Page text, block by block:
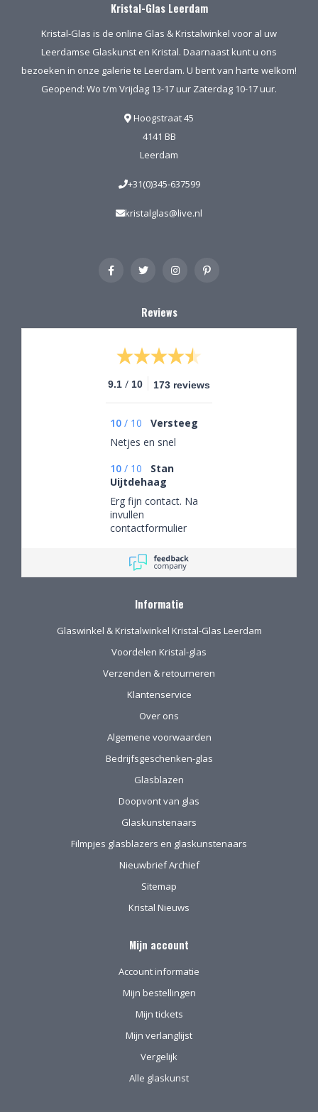
Kristal-Glas Leerdam
Kristal-Glas is de online Glas & Kristalwinkel voor al uw
Leerdamse Glaskunst en Kristal. Daarnaast kunt u ons
bezoeken in onze galerie te Leerdam. U bent van harte welkom!
Geopend: Wo t/m Vrijdag 13-17 uur Zaterdag 10-17 uur.
Hoogstraat 45
4141 BB
Leerdam
+31(0)345-637599
kristalglas@live.nl
Reviews
9.1 / 10 173 reviews
10 / 10
Versteeg
Netjes en snel
10 / 10
Stan
Uijtdehaag
Erg fijn contact. Na
invullen
contactformulier
persoonlijke wensen
besproken. Afspraak
gemaakt om in de
bekijken en de
(uitgebreid graveren)
vorm te geven.
Informatie
Glaswinkel & Kristalwinkel Kristal-Glas Leerdam
Voordelen Kristal-glas
Verzenden & retourneren
Klantenservice
Over ons
Algemene voorwaarden
Bedrijfsgeschenken-glas
Glasblazen
Doopvont van glas
Glaskunstenaars
Filmpjes glasblazers en glaskunstenaars
Nieuwbrief Archief
Sitemap
Kristal Nieuws
Mijn account
Account informatie
Mijn bestellingen
Mijn tickets
Mijn verlanglijst
Vergelijk
Alle glaskunst